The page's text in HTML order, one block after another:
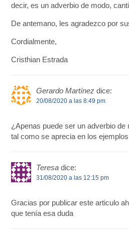
decir, es un adverbio de modo,
De antemano, les agradezco por
Cordialmente,
Cristhian Estrada
Gerardo Martínez dice:
20/08/2020 a las 8:49 pm
¿Apenas puede ser un adverbio de
tal como se aprecia en los
Teresa dice:
31/08/2020 a las 12:15 pm
Gracias por publicar este articulo
que tenía esa duda